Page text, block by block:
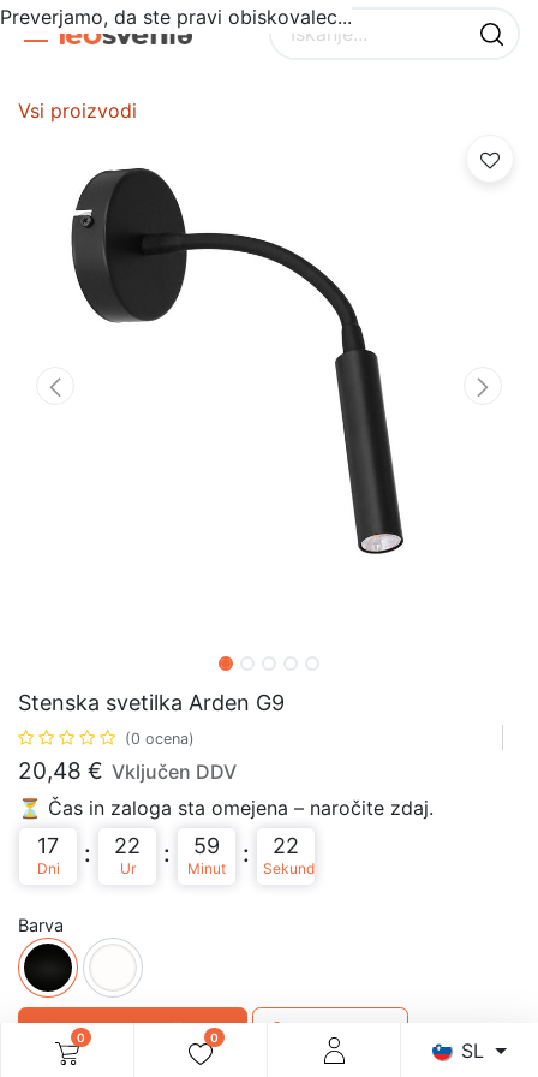
0 0
SL
Vsi proizvodi
Stenska svetilka Arden G9
(0 ocena)
20,48 € Vključen DDV
⏳ Čas in zaloga sta omejena – naročite zdaj.
17
Dni
: 22
Ur
: 59
Minut
: 22
Sekund
Barva
Dodaj v košarico
Preverjamo, da ste pravi obiskovalec...